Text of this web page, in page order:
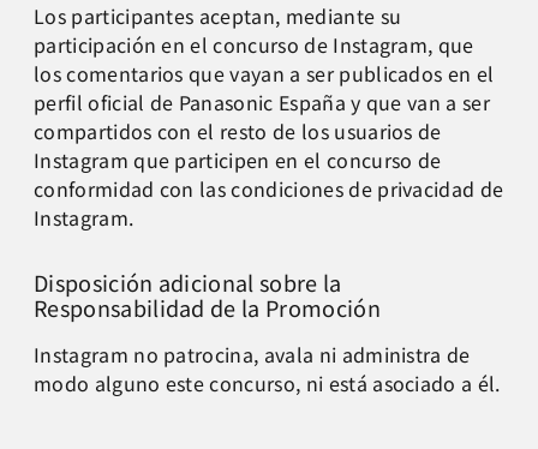
Los participantes aceptan, mediante su
participación en el concurso de Instagram, que
los comentarios que vayan a ser publicados en el
perfil oficial de Panasonic España y que van a ser
compartidos con el resto de los usuarios de
Instagram que participen en el concurso de
conformidad con las condiciones de privacidad de
Instagram.
Disposición adicional sobre la
Responsabilidad de la Promoción
Instagram no patrocina, avala ni administra de
modo alguno este concurso, ni está asociado a él.